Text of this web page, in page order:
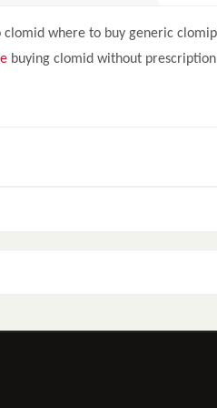
clomid where to buy generic
buying clomid without